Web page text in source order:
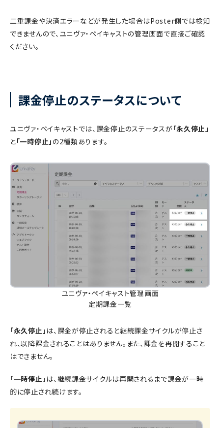
二重課金や決済エラーなどが発生した場合はPoster側では検知
できませんので、ユニヴァ・ペイキャストの管理画面で直接ご確認
ください。
課金停止のステータスについて
ユニヴァ・ペイキャストでは、課金停止のステータスが「永久停止」
と「一時停止」 の2種類あります。
ユニヴァ・ペイキャスト管理画面
定期課金一覧
「永久停止」 は、課金が停止されると継続課金サイクルが停止さ
れ、以降課金されることはありません。また、課金を再開すること
はできません。
「一時停止」 は、継続課金サイクルは再開されるまで課金が一時
的に停止され続けます。